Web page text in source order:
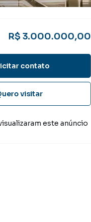
R$ 3.000.000,00
contato
visitar
este anúncio